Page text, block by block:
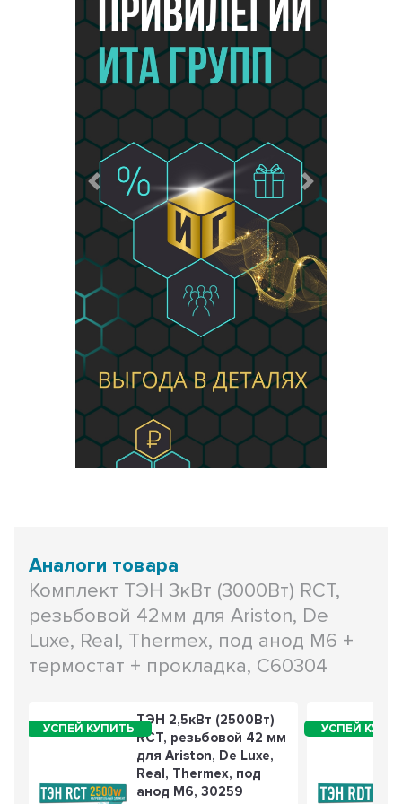
Предыдущий Следующий
Аналоги товара
Комплект ТЭН 3кВт (3000Вт) RCT,
резьбовой 42мм для Ariston, De
Luxe, Real, Thermex, под анод М6 +
термостат + прокладка, C60304
ТЭН 2,5кВт (2500Вт)
RCT, резьбовой 42 мм
для Ariston, De Luxe,
Real, Thermex, под
анод М6, 30259